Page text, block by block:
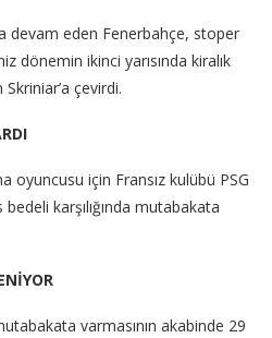
devam eden Fenerbahçe, stoper
dönemin ikinci yarısında kiralık
Skriniar’a çevirdi.
oyuncusu için Fransız kulübü PSG
karşılığında mutabakata
varmasının akabinde 29